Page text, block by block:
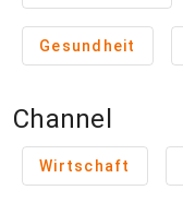
Gesundheit
Channel
Wirtschaft